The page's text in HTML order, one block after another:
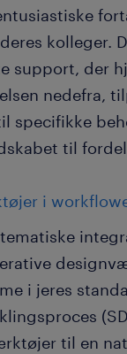
kolleger.
support, der
nedefra,
specifikke
til
i
i jeres
til en